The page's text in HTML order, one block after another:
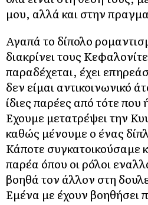
μου, αλλά και στην
Αγαπά το δίπολο
διακρίνει τους
παραδέχεται, έχει
δεν είμαι αντικοινωνικό
ίδιες παρέες από τότε
Εχουμε μετατρέψει την
καθώς μένουμε ο ένας
Κάποτε συγκατοικούσαμε
παρέα όπου οι ρόλοι
βοηθά τον άλλον στη
Εμένα με έχουν βοηθήσει